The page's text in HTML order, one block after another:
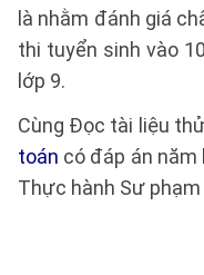
là nhằm đánh giá
thi tuyển sinh vào
lớp 9.
Cùng Đọc tài liệu
toán có đáp án năm
Thực hành Sư phạm